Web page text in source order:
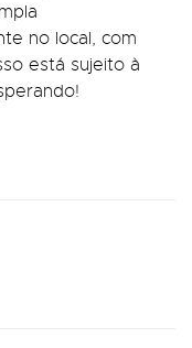
no local, com
está sujeito à